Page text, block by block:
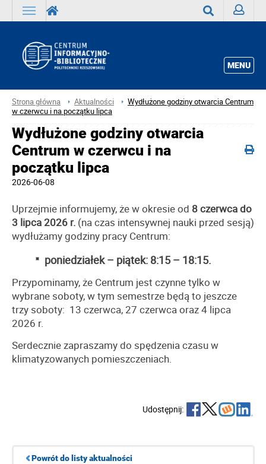
MENU
Strona główna Aktualności
Wydłużone godziny otwarcia Centrum
w czerwcu i na początku lipca
Wydłużone godziny otwarcia
Centrum w czerwcu i na
początku lipca
2026-06-08
Uprzejmie informujemy, że w okresie od 8 czerwca do
3 lipca 2026 r. (na czas intensywnej nauki przed sesją)
wydłużamy godziny pracy Centrum:
poniedziałek – piątek: 8:15 – 18:15.
Przypominamy, że Centrum jest czynne tylko w
wybrane soboty, w tym semestrze będą to jeszcze
trzy soboty: 13 czerwca, 27 czerwca oraz 4 lipca
2026 r.
Serdecznie zapraszamy do spędzenia czasu w
klimatyzowanych pomieszczeniach.
Udostępnij:
Powrót do listy aktualności